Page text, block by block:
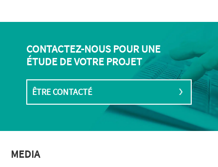
CONTACTEZ-NOUS POUR UNE
ÉTUDE DE VOTRE PROJET
ÊTRE CONTACTÉ
MEDIA